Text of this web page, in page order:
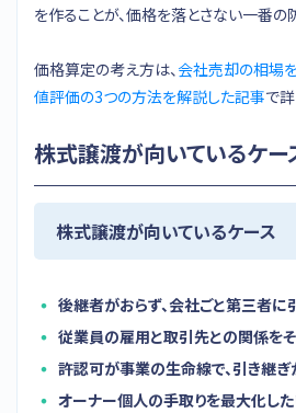
を作ることが、価格を落とさない一番の
価格算定の考え方は、会社売却の相場
値評価の3つの方法を解説した記事で
株式譲渡が向いているケー
株式譲渡が向いているケース
後継者がおらず、会社ごと第三者に
従業員の雇用と取引先との関係を
許認可が事業の生命線で、引き継
オーナー個人の手取りを最大化し